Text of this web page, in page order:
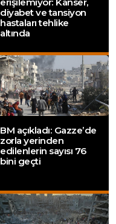
diyabet ve tansiyon
hastaları tehlike
altında
BM açıkladı: Gazze’de
zorla yerinden
edilenlerin sayısı 76
bini geçti